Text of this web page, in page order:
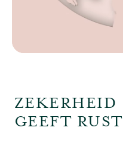
ZEKERHEID
GEEFT RUST